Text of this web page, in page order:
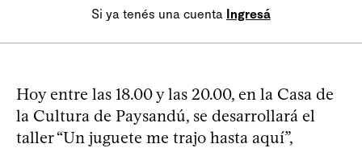
Si ya tenés una cuenta Ingresá
Hoy entre las 18.00 y las 20.00, en la Casa de
la Cultura de Paysandú, se desarrollará el
taller “Un juguete me trajo hasta aquí”,